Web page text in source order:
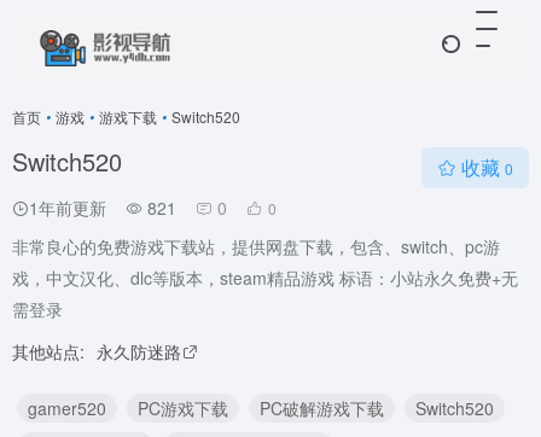
首页 • 游戏 • 游戏下载 • Switch520
Switch520
1年前更新 821 0 0
收藏 0
非常良心的免费游戏下载站，提供网盘下载，包含、switch、pc游
戏，中文汉化、dlc等版本，steam精品游戏 标语：小站永久免费+无
需登录
其他站点: 永久防迷路
gamer520 PC游戏下载 PC破解游戏下载
Switch520